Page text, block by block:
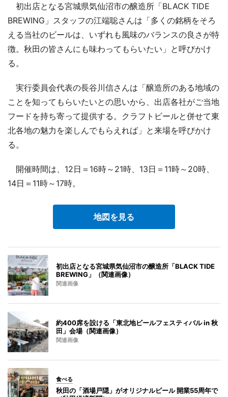
初出店となる宮城県気仙沼市の醸造所「BLACK TIDE
BREWING」スタッフの江端聡さんは「多くの銘柄をそろ
える当社のビールは、いずれも風味のバランスの良さが特
徴。秋田の皆さんにも味わってもらいたい」と呼びかけ
る。
実行委員会代表の長谷川信さんは「醸造所のある地域の
ことを知ってもらいたいとの思いから、出店各社がご当地
フードを持ち寄って提供する。クラフトビールと併せて東
北各地の魅力を楽しんでもらえれば」と来場を呼びかけ
る。
開催時間は、12日＝16時～21時、13日＝11時～20時、
14日＝11時～17時。
地図を見る
初出店となる宮城県気仙沼市の醸造所「BLACK TIDE
BREWING」（関連画像）
関連画像
約400席を設ける「東北地ビールフェスティバル in 秋
田」会場（関連画像）
関連画像
食べる
秋田の「酒場戸隠」がオリジナルビール 開業55周年で